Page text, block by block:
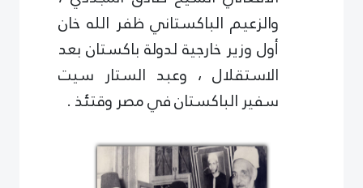
والزعيم الباكستاني ظفر الله خان
أول وزير خارجية لدولة باكستان بعد
الاستقلال ، وعبد الستار سيت
سفير الباكستان في مصر وقتئذ .